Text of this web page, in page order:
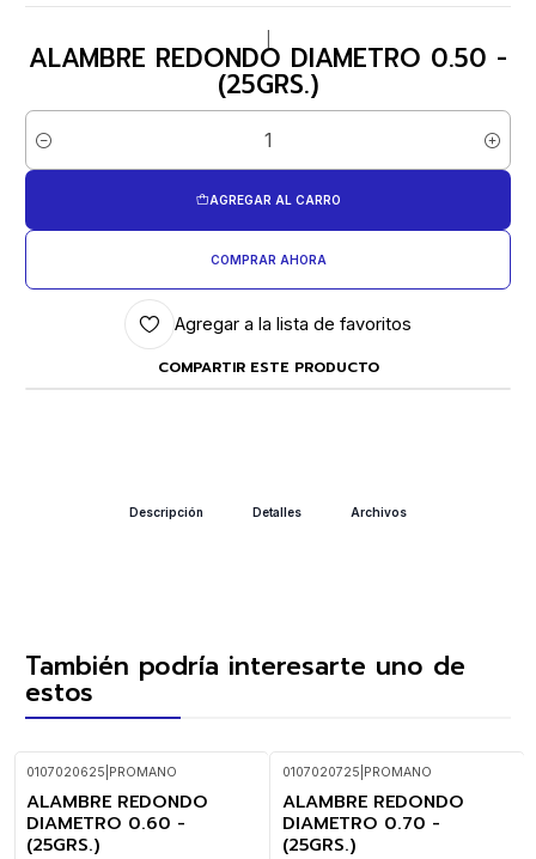
ALAMBRE REDONDO DIAMETRO 0.50 -
(25GRS.)
Cantidad
AGREGAR AL CARRO
COMPRAR AHORA
Agregar a la lista de favoritos
COMPARTIR ESTE PRODUCTO
Descripción Detalles Archivos
También podría interesarte uno de
estos
0107020625 PROMANO
ALAMBRE REDONDO
DIAMETRO 0.60 -
(25GRS.)
0107020725 PROMANO
ALAMBRE REDONDO
DIAMETRO 0.70 -
(25GRS.)